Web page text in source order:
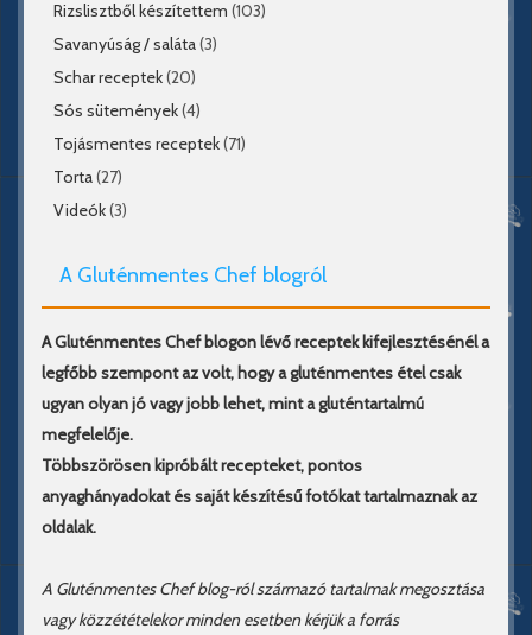
Rizslisztből készítettem (103)
Savanyúság / saláta(3)
Schar receptek(20)
Sós sütemények(4)
Tojásmentes receptek(71)
Torta(27)
Videók(3)
A Gluténmentes Chef blogról
A Gluténmentes Chef blogon lévő receptek kifejlesztésénél a
legfőbb szempont az volt, hogy a gluténmentes étel csak
ugyan olyan jó vagy jobb lehet, mint a gluténtartalmú
megfelelője.
Többszörösen kipróbált recepteket, pontos
anyaghányadokat és saját készítésű fotókat tartalmaznak az
oldalak.
A Gluténmentes Chef blog-ról származó tartalmak megosztása
vagy közzétételekor minden esetben kérjük a forrás